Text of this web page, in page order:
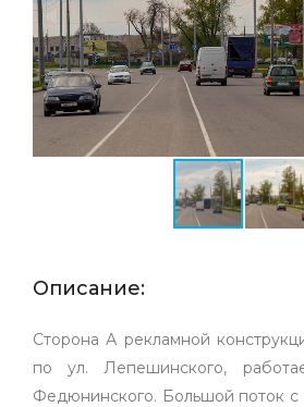
Описание:
Сторона А рекламной
по ул. Лепешинского,
Федюнинского. Большой поток с